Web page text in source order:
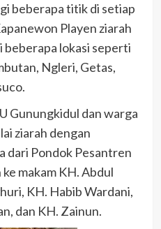
beberapa titik di setiap
Playen ziarah
beberapa lokasi seperti
Ngleri, Getas,
Gunungkidul dan warga
ziarah dengan
dari Pondok Pesantren
makam KH. Abdul
KH. Habib Wardani,
dan KH. Zainun.